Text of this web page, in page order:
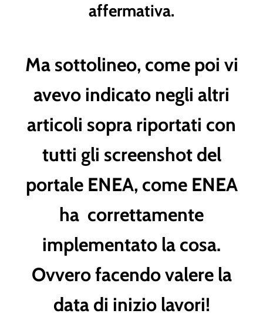
affermativa.
Ma sottolineo, come poi vi
avevo indicato negli altri
articoli sopra riportati con
tutti gli screenshot del
portale ENEA, come ENEA
ha correttamente
implementato la cosa.
Ovvero facendo valere la
data di inizio lavori!